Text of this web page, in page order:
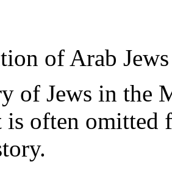
of Arab Jews
of Jews in the
is often omitted
.